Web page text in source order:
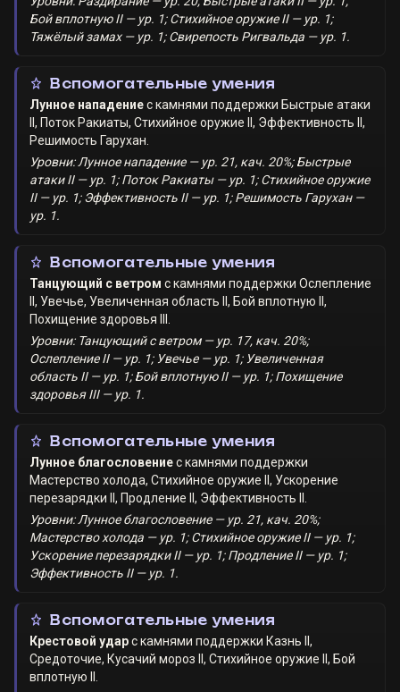
Бой вплотную II — ур. 1; Стихийное оружие II — ур. 1;
Тяжёлый замах — ур. 1; Свирепость Ригвальда — ур. 1.
Вспомогательные умения
Лунное нападениес камнями поддержки Быстрые атаки
, Поток Ракиаты, Стихийное оружие II , Эффективность II ,
Решимость Гарухан
Уровни: Лунное нападение — ур. 21, кач. 20%; Быстрые
атаки II — ур. 1; Поток Ракиаты — ур. 1; Стихийное оружие
II — ур. 1; Эффективность II — ур. 1; Решимость Гарухан —
ур. 1.
Вспомогательные умения
Танцующий с ветром с камнями поддержки Ослепление
, Увечье, Увеличенная область II , Бой вплотную II ,
Похищение здоровья III
Уровни: Танцующий с ветром — ур. 17, кач. 20%;
Ослепление II — ур. 1; Увечье — ур. 1; Увеличенная
область II — ур. 1; Бой вплотную II — ур. 1; Похищение
здоровья III — ур. 1.
Вспомогательные умения
Лунное благословениес камнями поддержки
Мастерство холода, Стихийное оружие II , Ускорение
перезарядки II , Продление II , Эффективность II
Уровни: Лунное благословение — ур. 21, кач. 20%;
Мастерство холода — ур. 1; Стихийное оружие II — ур. 1;
Ускорение перезарядки II — ур. 1; Продление II — ур. 1;
Эффективность II — ур. 1.
Вспомогательные умения
Крестовой ударс камнями поддержки Казнь II ,
Средоточие, Кусачий мороз II , Стихийное оружие II , Бой
вплотную II